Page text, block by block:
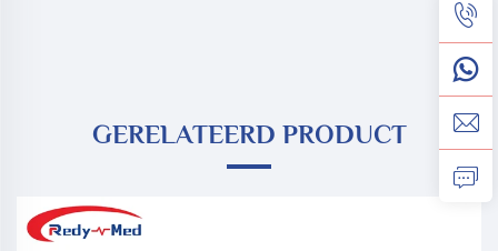
GERELATEERD PRODUCT